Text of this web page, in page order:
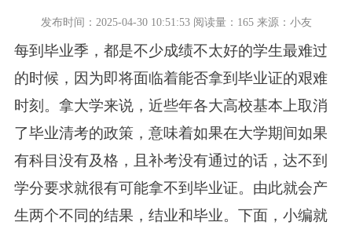
发布时间：2025-04-30 10:51:53 阅读量：165 来源：小友
每到毕业季，都是不少成绩不太好的学生最难过
的时候，因为即将面临着能否拿到毕业证的艰难
时刻。拿大学来说，近些年各大高校基本上取消
了毕业清考的政策，意味着如果在大学期间如果
有科目没有及格，且补考没有通过的话，达不到
学分要求就很有可能拿不到毕业证。由此就会产
生两个不同的结果，结业和毕业。下面，小编就